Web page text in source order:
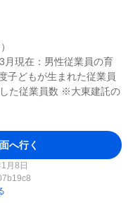
現在：男性従業員の育
子どもが生まれた従業員
た従業員数 ※大東建託の
へ行く
月8日